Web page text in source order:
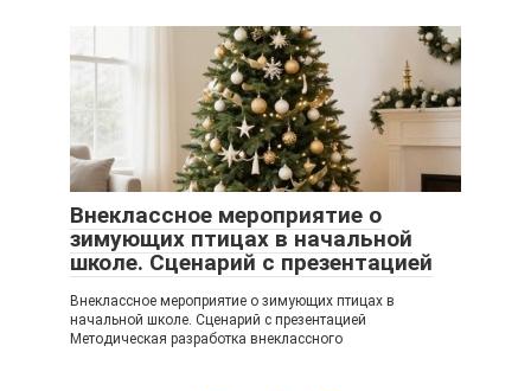
Внеклассное мероприятие о
зимующих птицах в начальной
школе. Сценарий с презентацией
Внеклассное мероприятие о зимующих птицах в
начальной школе. Сценарий с презентацией
Методическая разработка внеклассного